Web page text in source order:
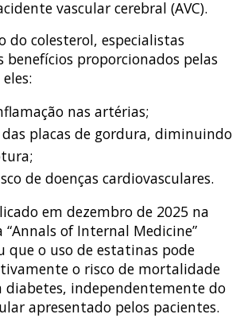
vascular cerebral (AVC).
do colesterol, especialistas
proporcionados pelas
nas artérias;
placas de gordura, diminuindo
de doenças cardiovasculares.
em dezembro de 2025 na
of Internal Medicine”
que o uso de estatinas pode
o risco de mortalidade
diabetes, independentemente do
apresentado pelos pacientes.